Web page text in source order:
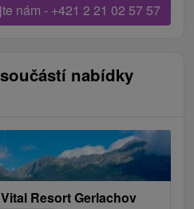
nám - +421 2 21 02 57 57
nabídky
Vital Resort Gerlachov